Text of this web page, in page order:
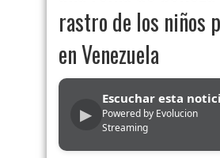
rastro de los niños
en Venezuela
▶
Escuchar esta
Powered by Evolucion
Streaming